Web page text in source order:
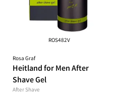
ROS482V
Rosa Graf
Heitland for Men After
Shave Gel
After Shave